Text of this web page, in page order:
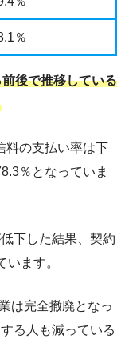
％
後で推移している
料の支払い率は下
％となっていま
下した結果、契約
ます。
は完全撤廃となっ
る人も減っている